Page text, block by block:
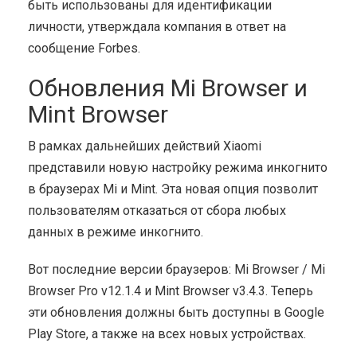
быть использованы для идентификации
личности, утверждала компания в ответ на
сообщение Forbes.
Обновления Mi Browser и
Mint Browser
В рамках дальнейших действий Xiaomi
представили новую настройку режима инкогнито
в браузерах Mi и Mint. Эта новая опция позволит
пользователям отказаться от сбора любых
данных в режиме инкогнито.
Вот последние версии браузеров: Mi Browser / Mi
Browser Pro v12.1.4 и Mint Browser v3.4.3. Теперь
эти обновления должны быть доступны в Google
Play Store, а также на всех новых устройствах.